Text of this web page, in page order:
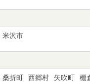
米沢市
桑折町 西郷村 矢吹町 棚